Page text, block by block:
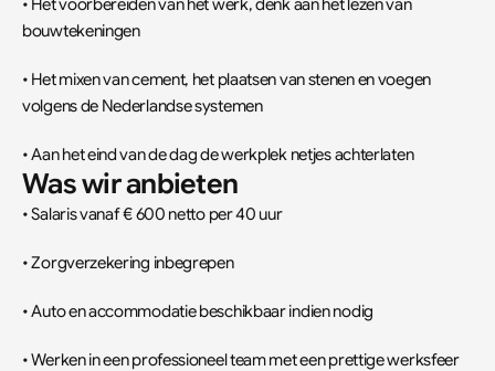
• Het voorbereiden van het werk, denk aan het lezen van
bouwtekeningen
• Het mixen van cement, het plaatsen van stenen en voegen
volgens de Nederlandse systemen
• Aan het eind van de dag de werkplek netjes achterlaten
Was wir anbieten
• Salaris vanaf € 600 netto per 40 uur
• Zorgverzekering inbegrepen
• Auto en accommodatie beschikbaar indien nodig
• Werken in een professioneel team met een prettige werksfeer